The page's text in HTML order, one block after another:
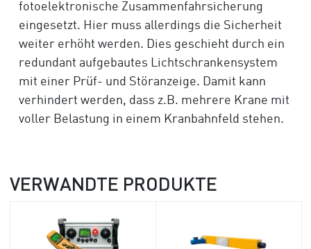
fotoelektronische Zusammenfahrsicherung
eingesetzt. Hier muss allerdings die Sicherheit
weiter erhöht werden. Dies geschieht durch ein
redundant aufgebautes Lichtschrankensystem
mit einer Prüf- und Störanzeige. Damit kann
verhindert werden, dass z.B. mehrere Krane mit
voller Belastung in einem Kranbahnfeld stehen.
VERWANDTE PRODUKTE